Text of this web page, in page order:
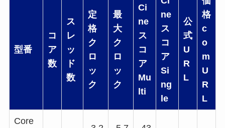
型番
コ
ア
数
ス
レ
ッ
ド
数
定
格
ク
ロ
ッ
ク
最
大
ク
ロ
ッ
ク
Ci
ne
ス
コ
ア
Mu
lti
ne
ス
コ
ア
Si
ng
le
公
式
U
R
L
格
c
o
m
U
R
L
Core